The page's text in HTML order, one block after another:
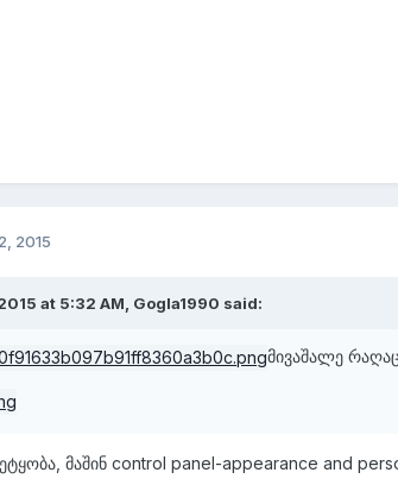
2015
at 5:32 AM, Gogla1990 said:
მივაშალე
მაშინ control panel-appearance and